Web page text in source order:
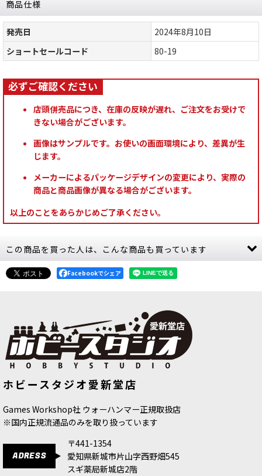
商品仕様
発売日
2024年8月10日
ショートセールコード
80-19
店頭併売品につき、在庫の反映が遅れ、ご注文をお受けで
きない場合がございます。
画像はサンプルです。お使いの画面環境により、差異が生
じます。
メーカーによるパッケージデザインの変更により、実際の
商品と商品画像が異なる場合がございます。
以上のことをあらかじめご了承ください。
この商品を買った人は、こんな商品も買っています
[90-48]
ット 日本語版
Facebookでシェア
ホビースタジオ愛新堂店
Games Workshop社 ウォーハンマー正規取扱店
※国内正規流通品のみを取り扱っています
ADRESS
〒441-1354
愛知県新城市片山字西野畑545
スギ薬局新城店2階